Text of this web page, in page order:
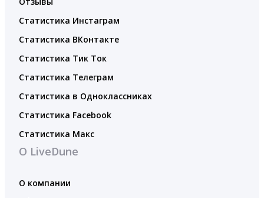
Статистика Инстаграм
Статистика ВКонтакте
Статистика Тик Ток
Статистика Телеграм
Статистика в Одноклассниках
Статистика Facebook
Статистика Макс
О LiveDune
О компании